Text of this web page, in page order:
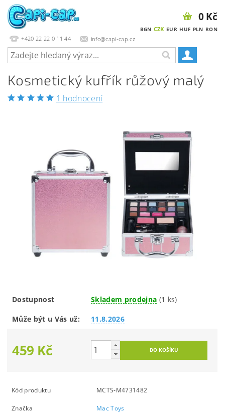
+420 22 22 0 11 44 info@capi-cap.cz
BGN CZK EUR HUF PLN RON
0 Kč
Kosmetický kufřík růžový malý
1 hodnocení
Dostupnost Skladem prodejna (1 ks)
Může být u Vás už: 11.8.2026
459 Kč
Kód produktu MCTS-M4731482
Značka Mac Toys